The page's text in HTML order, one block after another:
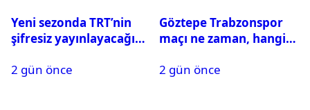
Yeni sezonda TRT’nin
şifresiz yayınlayacağı
2 gün önce
Göztepe Trabzonspor
maçı ne zaman, hangi
oynayacak mı?
2 gün önce